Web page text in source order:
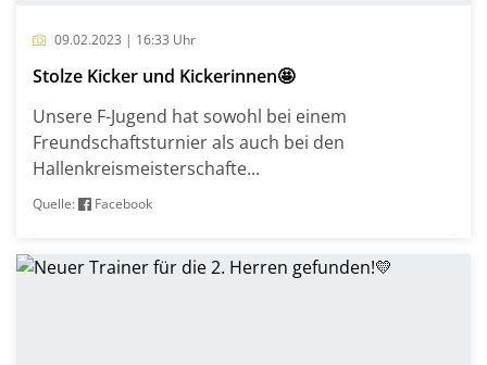
09.02.2023 | 16:33 Uhr
Stolze Kicker und Kickerinnen🤩
Unsere F-Jugend hat sowohl bei einem
Freundschaftsturnier als auch bei den
Hallenkreismeisterschafte...
Quelle: Facebook